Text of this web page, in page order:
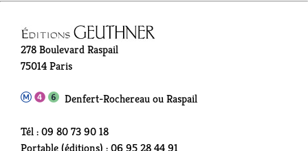
278 Boulevard Raspail
75014 Paris
Denfert-Rochereau ou Raspail
Tél : 09 80 73 90 18